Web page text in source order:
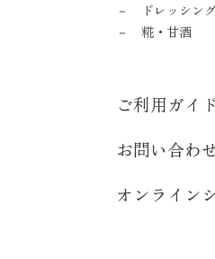
ドレッシン
糀・甘酒
ご利用ガイ
お問い合わ
オンライン